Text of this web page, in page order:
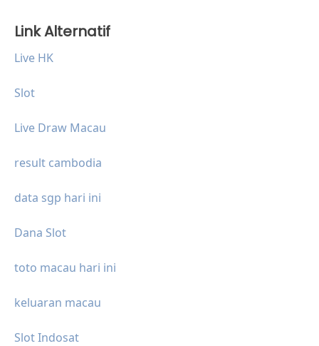
Link Alternatif
Live HK
Slot
Live Draw Macau
result cambodia
data sgp hari ini
Dana Slot
toto macau hari ini
keluaran macau
Slot Indosat